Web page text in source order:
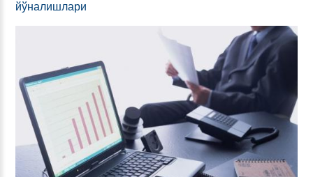
йўналишлари